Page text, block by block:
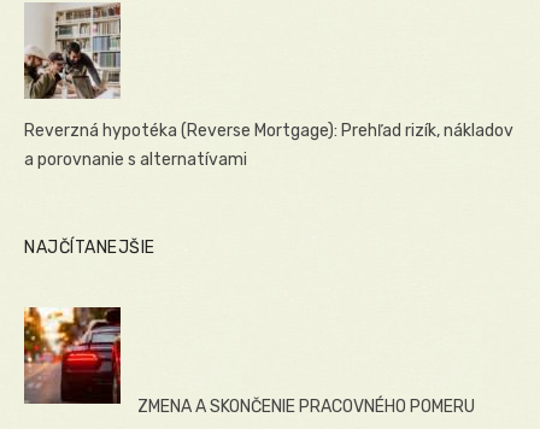
Reverzná hypotéka (Reverse Mortgage): Prehľad rizík, nákladov
a porovnanie s alternatívami
NAJČÍTANEJŠIE
ZMENA A SKONČENIE PRACOVNÉHO POMERU